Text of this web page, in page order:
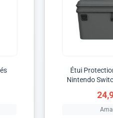
Étui
Nintendo